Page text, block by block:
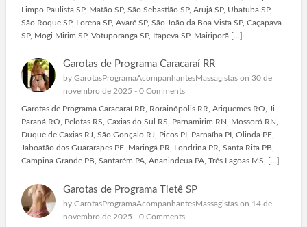
Limpo Paulista SP, Matão SP, São Sebastião SP, Arujá SP, Ubatuba SP,
São Roque SP, Lorena SP, Avaré SP, São João da Boa Vista SP, Caçapava
SP, Mogi Mirim SP, Votuporanga SP, Itapeva SP, Mairiporã […]
Garotas de Programa Caracaraí RR
by GarotasProgramaAcompanhantesMassagistason 30 de
novembro de 2025 - 0 Comments
Garotas de Programa Caracaraí RR, Rorainópolis RR, Ariquemes RO, Ji-
Paraná RO, Pelotas RS, Caxias do Sul RS, Parnamirim RN, Mossoró RN,
Duque de Caxias RJ, São Gonçalo RJ, Picos PI, Parnaíba PI, Olinda PE,
Jaboatão dos Guararapes PE ,Maringá PR, Londrina PR, Santa Rita PB,
Campina Grande PB, Santarém PA, Ananindeua PA, Três Lagoas MS, […]
Garotas de Programa Tietê SP
by GarotasProgramaAcompanhantesMassagistason 14 de
novembro de 2025 - 0 Comments